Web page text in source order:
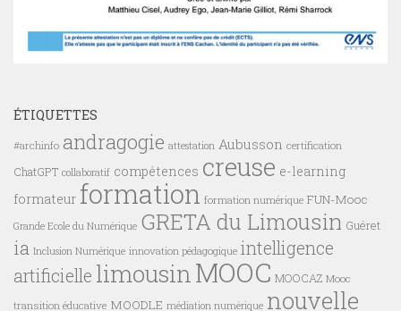
ÉTIQUETTES
#archinfo andragogie attestation Aubusson certification
ChatGPT collaboratif compétences creuse e-learning
formateur formation formation numérique FUN-Mooc
Grande Ecole du Numérique GRETA du Limousin Guéret
ia Inclusion Numérique innovation pédagogique intelligence
artificielle limousinMOOC MOOCAZ Mooc
transition éducative MOODLE médiation numérique nouvelle